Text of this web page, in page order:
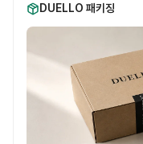
DUELLO 패키징